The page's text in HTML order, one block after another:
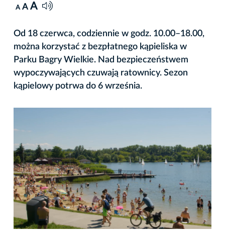
A A A
Od 18 czerwca, codziennie w godz. 10.00–18.00,
można korzystać z bezpłatnego kąpieliska w
Parku Bagry Wielkie. Nad bezpieczeństwem
wypoczywających czuwają ratownicy. Sezon
kąpielowy potrwa do 6 września.